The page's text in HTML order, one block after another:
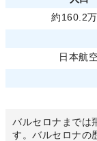
約160.2
日本航
バルセロナまでは
す。バルセロナの